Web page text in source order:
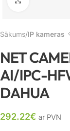
Sākums IP kameras
NET
AI/IPC-
DAHUA
292.22€ ar PVN